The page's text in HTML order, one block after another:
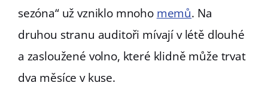
sezóna“ už vzniklo mnoho memů. Na
druhou stranu auditoři mívají v létě dlouhé
a zasloužené volno, které klidně může trvat
dva měsíce v kuse.